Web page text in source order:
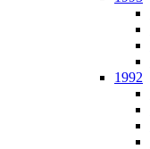
1992